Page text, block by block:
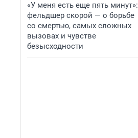
«У меня есть еще пять минут»:
фельдшер скорой — о борьбе
со смертью, самых сложных
вызовах и чувстве
безысходности